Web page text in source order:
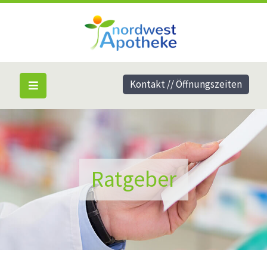
Ratgeber
Kontakt // Öffnungszeiten